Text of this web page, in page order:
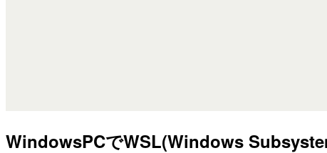
WindowsPCでWSL(Windows